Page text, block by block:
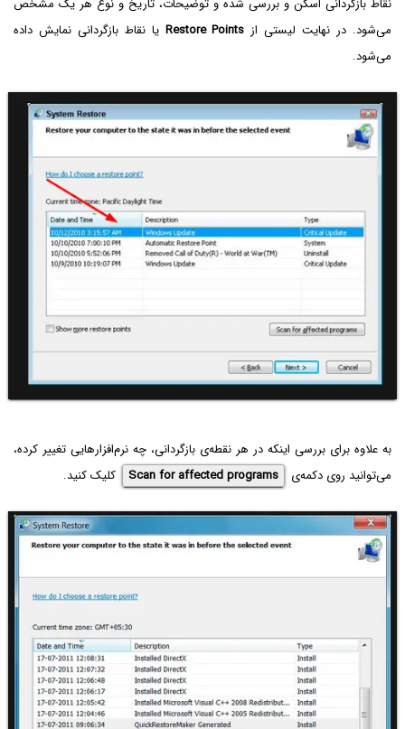
می‌شود. در نهایت لیستی از Restore Points یا نقاط بازگردانی نمایش داده
می‌شود.
به علاوه برای بررسی اینکه در هر نقطه‌ی بازگردانی، چه نرم‌افزارهایی تغییر کرده،
می‌توانید روی دکمه‌ی
Scan for affected programs کلیک کنید.